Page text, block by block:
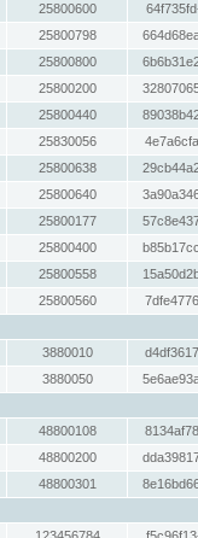
25800600
25800798
25800800
25800200
25800440
25830056
25800638
25800640
25800177
25800400
25800558
25800560
3880010
3880050
48800108
48800200
48800301